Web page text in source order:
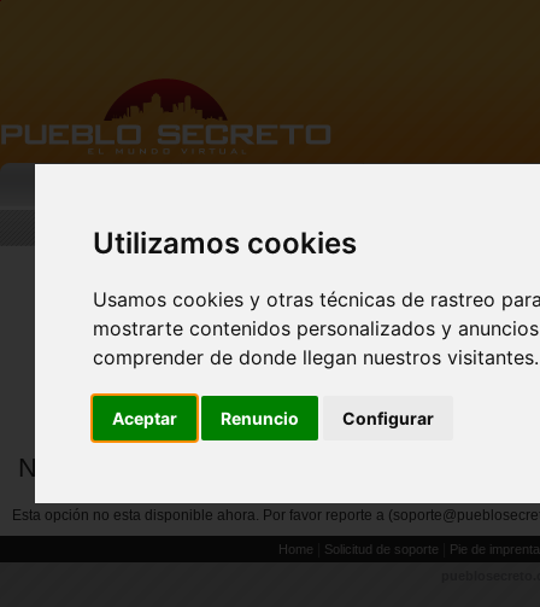
Utilizamos cookies
Usamos cookies y otras técnicas de rastreo
mostrarte contenidos personalizados y
comprender de donde llegan nuestros visitantes.
Aceptar Renuncio Configurar
FACEBOOK Pueblo
Secreto - CLIC AQUÍ
Notificar abuso por miembros
Esta opción no esta disponible ahora. Por favor reporte a
Home Solicitud de soporte Pie de imprenta